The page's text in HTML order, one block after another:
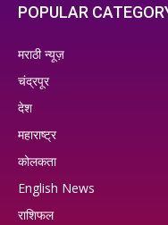
POPULAR
मराठी न्यूज़
चंद्रपूर
देश
महाराष्ट्र
कोलकता
English News
राशिफल